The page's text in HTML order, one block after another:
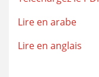
Lire en arabe
Lire en anglais